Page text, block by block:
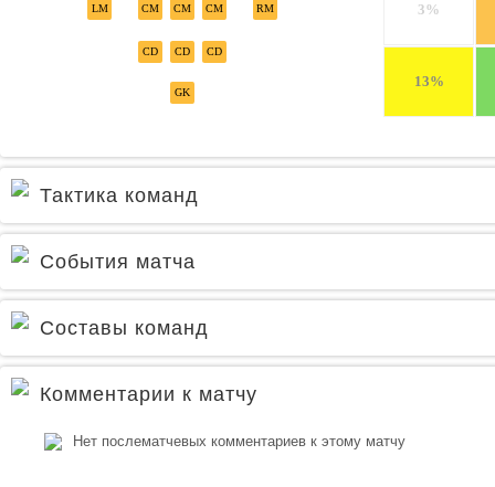
GK
CD CD CD
LM RM
CM
CM CM 3%
13%
Тактика команд
События матча
Составы команд
Комментарии к матчу
Нет послематчевых комментариев к этому матчу